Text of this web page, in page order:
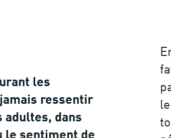
les
ressentir
adultes, dans